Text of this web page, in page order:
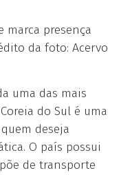
marca presença
da foto: Acervo
uma das mais
do Sul é uma
deseja
O país possui
de transporte